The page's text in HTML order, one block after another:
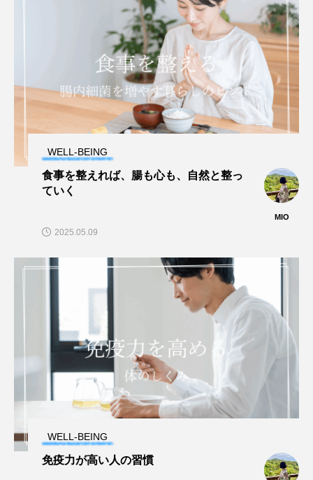
WELL-BEING
食事を整えれば、腸も心も、自然と整っ
ていく
MIO
2025.05.09
WELL-BEING
免疫力が高い人の習慣